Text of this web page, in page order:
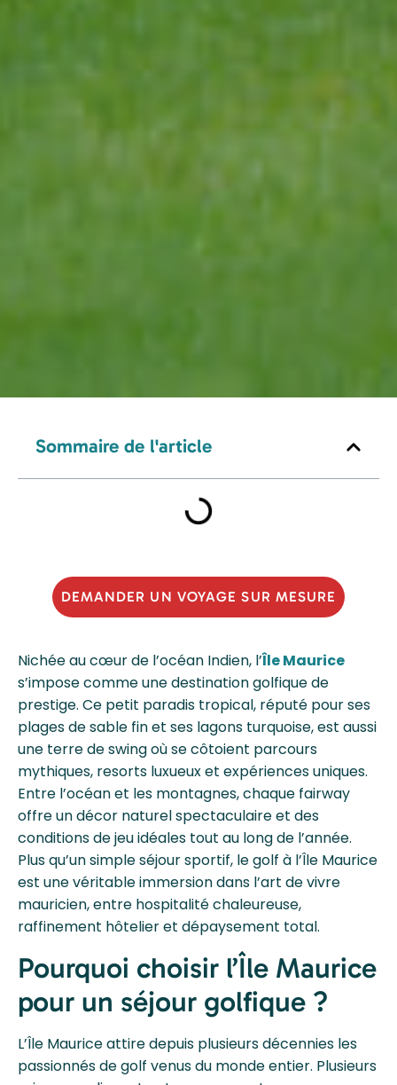
Nichée au cœur de l’océan Indien, l’Île Maurice
s’impose comme une destination golfique de
prestige. Ce petit paradis tropical, réputé pour ses
plages de sable fin et ses lagons turquoise, est aussi
une terre de swing où se côtoient parcours
mythiques, resorts luxueux et expériences uniques.
Entre l’océan et les montagnes, chaque fairway
offre un décor naturel spectaculaire et des
conditions de jeu idéales tout au long de l’année.
Plus qu’un simple séjour sportif, le golf à l’Île Maurice
est une véritable immersion dans l’art de vivre
mauricien, entre hospitalité chaleureuse,
raffinement hôtelier et dépaysement total.
Pourquoi choisir l’Île Maurice
pour un séjour golfique ?
L’Île Maurice attire depuis plusieurs décennies les
passionnés de golf venus du monde entier. Plusieurs
Sommaire de l'article
DEMANDER UN VOYAGE SUR MESURE